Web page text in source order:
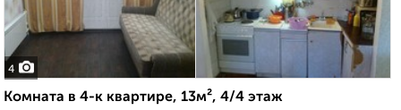
4
Комната в 4-к квартире, 13м², 4/4 этаж